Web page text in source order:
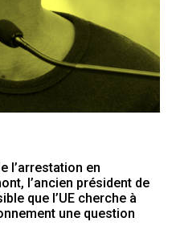
l’arrestation en
l’ancien président de
que l’UE cherche à
une question